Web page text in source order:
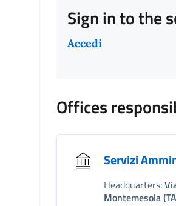
Sign in to the
Accedi
Offices
Servizi
Headquarters:
Montemesola